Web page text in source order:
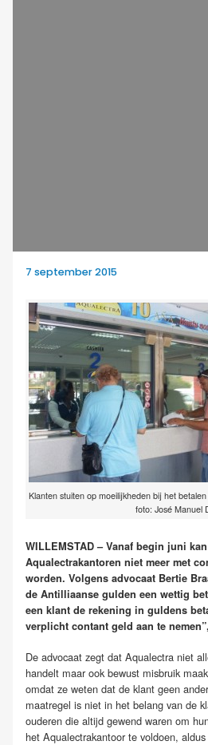
7 september 2015
Klanten stuiten op moeilijkheden bij het
foto: José Manuel
WILLEMSTAD – Vanaf begin juni
Aqualectrakantoren niet meer met
worden. Volgens advocaat Bertie
de Antilliaanse gulden een wettig
een klant de rekening in guldens
verplicht contant geld aan te
De advocaat zegt dat Aqualectra niet
handelt maar ook bewust misbruik
omdat ze weten dat de klant geen
maatregel is niet in het belang van de
ouderen die altijd gewend waren om
het Aqualectrakantoor te voldoen,